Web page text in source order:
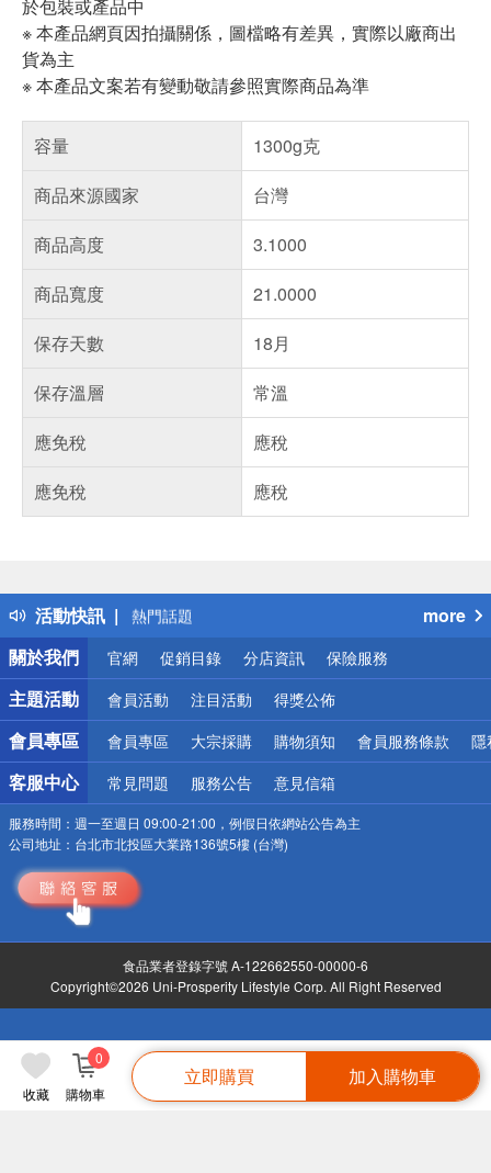
收藏 購物車
0
立即購買 加入購物車
於包裝或產品中
※ 本產品網頁因拍攝關係，圖檔略有差異，實際以廠商出
貨為主
※ 本產品文案若有變動敬請參照實際商品為準
容量
1300g克
商品來源國家
台灣
商品高度
3.1000
商品寬度
21.0000
保存天數
18月
保存溫層
常溫
應免稅
應稅
應免稅
應稅
活動快訊
得獎公告
熱門話題
銀行優惠
偏遠地區配送
詐騙網頁！請小心！
more
關於我們
官網 促銷目錄 分店資訊 保險服務
主題活動 會員活動 注目活動 得獎公佈
會員專區 會員專區 大宗採購 購物須知 會員服務條款 隱
客服中心 常見問題 服務公告 意見信箱
服務時間： 週一至週日 09:00-21:00，例假日依網站公告為主
公司地址： 台北市北投區大業路136號5樓 (台灣)
食品業者登錄字號 A-122662550-00000-6
Copyright©2026 Uni-Prosperity Lifestyle Corp. All Right Reserved